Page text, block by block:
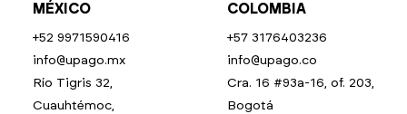
MÉXICO
+52 9971590416
info@upago.mx
Río Tigris 32,
Cuauhtémoc,
COLOMBIA
+57 3176403236
info@upago.co
Cra. 16 #93a-16, of. 203,
Bogotá